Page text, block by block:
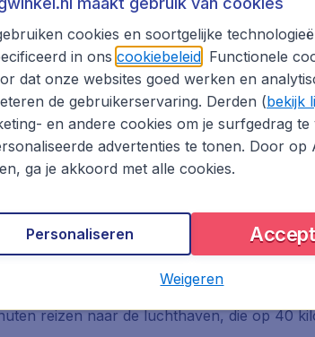
excl. € 29,90 boekingskosten.
A92. Vanaf München kun je via de A9
reizen naar de luchthaven, die op 40
cookies en soortgelijke
in ons cookiebeleid. Functionele
dat onze websites goed werken en
de gebruikerservaring. Derden (bekijk
en andere cookies om je surfgedrag te
advertenties te tonen. Door op
ga je akkoord met alle cookies.
Personaliseren
Weigeren